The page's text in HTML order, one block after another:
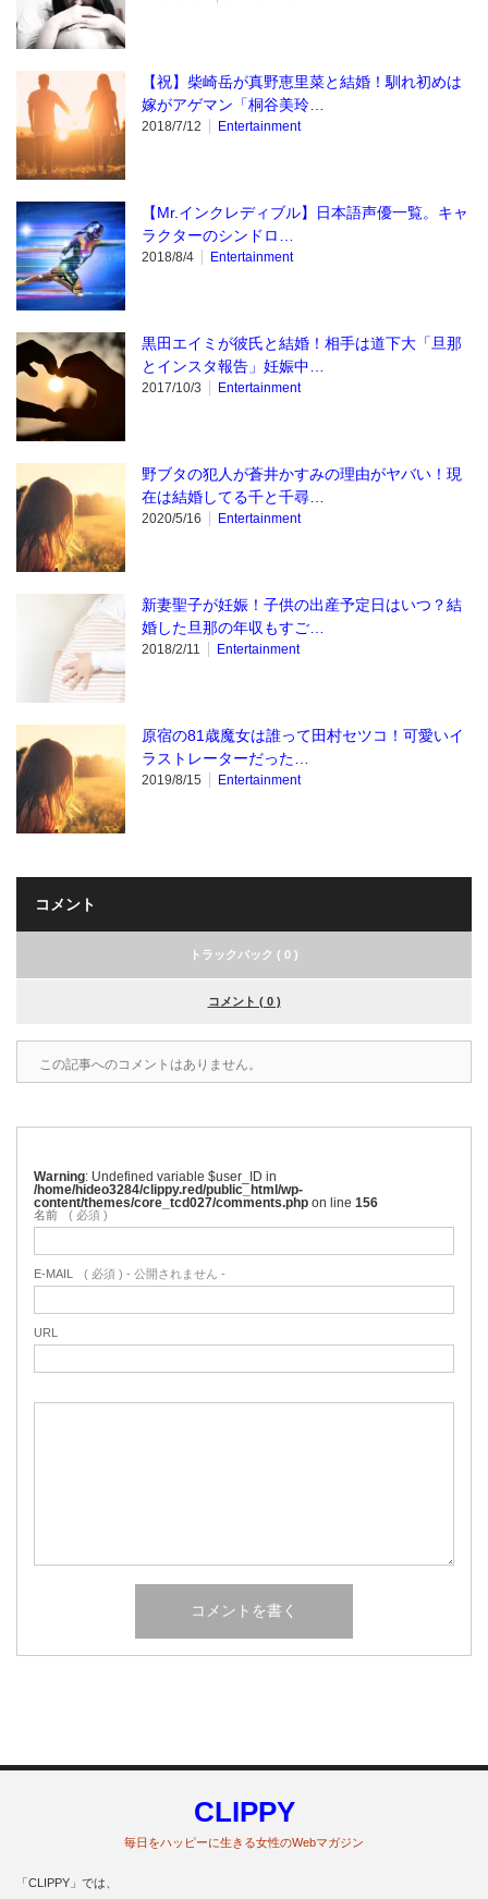
【祝】柴崎岳が真野恵里菜と結婚！馴れ初めは
嫁がアゲマン「桐谷美玲…
2018/7/12 Entertainment
【Mr.インクレディブル】日本語声優一覧。キャ
ラクターのシンドロ…
2018/8/4 Entertainment
黒田エイミが彼氏と結婚！相手は道下大「旦那
とインスタ報告」妊娠中…
2017/10/3 Entertainment
野ブタの犯人が蒼井かすみの理由がヤバい！現
在は結婚してる千と千尋…
2020/5/16 Entertainment
新妻聖子が妊娠！子供の出産予定日はいつ？結
婚した旦那の年収もすご…
2018/2/11 Entertainment
原宿の81歳魔女は誰って田村セツコ！可愛いイ
ラストレーターだった…
2019/8/15 Entertainment
コメント
トラックバック ( 0 )
コメント ( 0 )
この記事へのコメントはありません。
Warning : Undefined variable $user_ID in
/home/hideo3284/clippy.red/public_html/wp-
content/themes/core_tcd027/comments.php on line 156
名前 ( 必須 )
E-MAIL ( 必須 ) - 公開されません -
URL
CLIPPY
毎日をハッピーに生きる女性のWebマガジン
「CLIPPY」では、